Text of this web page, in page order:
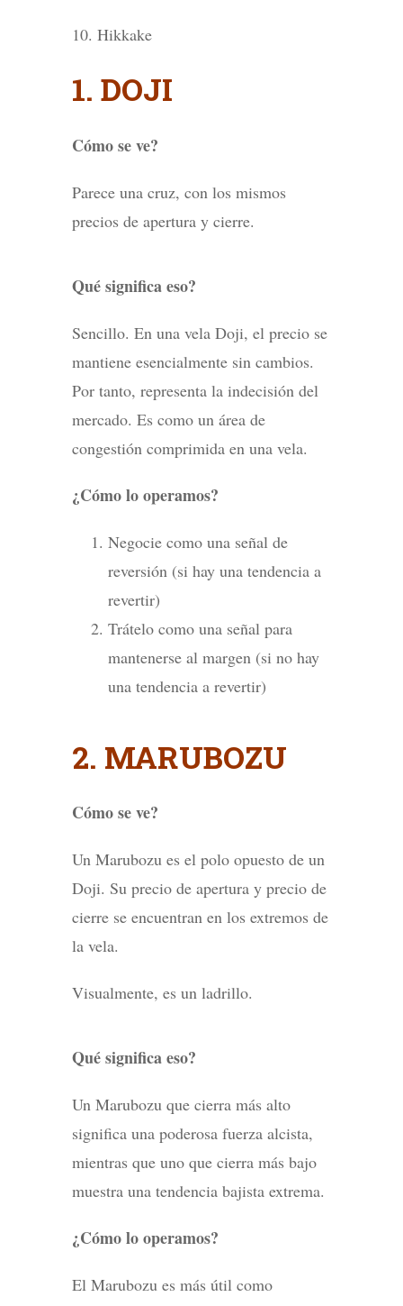
10. Hikkake
1. DOJI
Cómo se ve?
Parece una cruz, con los mismos
precios de apertura y cierre.
Qué significa eso?
Sencillo. En una vela Doji, el precio se
mantiene esencialmente sin cambios.
Por tanto, representa la indecisión del
mercado. Es como un área de
congestión comprimida en una vela.
¿Cómo lo operamos?
Negocie como una señal de
reversión (si hay una tendencia a
revertir)
Trátelo como una señal para
mantenerse al margen (si no hay
una tendencia a revertir)
2. MARUBOZU
Cómo se ve?
Un Marubozu es el polo opuesto de un
Doji. Su precio de apertura y precio de
cierre se encuentran en los extremos de
la vela.
Visualmente, es un ladrillo.
Qué significa eso?
Un Marubozu que cierra más alto
significa una poderosa fuerza alcista,
mientras que uno que cierra más bajo
muestra una tendencia bajista extrema.
¿Cómo lo operamos?
El Marubozu es más útil como